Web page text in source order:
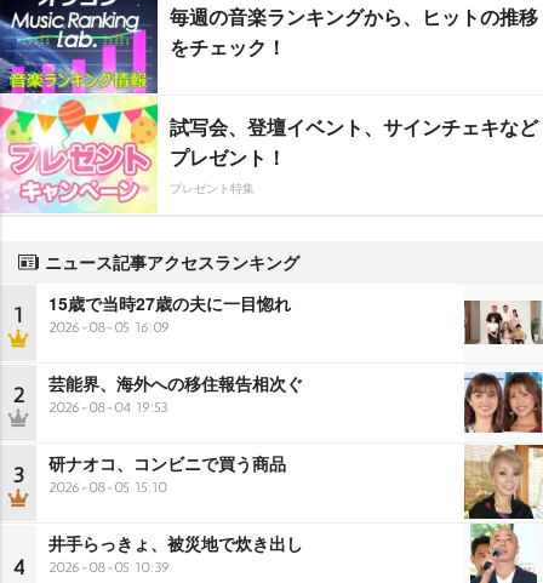
毎週の音楽ランキングから、ヒットの推移
をチェック！
試写会、登壇イベント、サインチェキなど
プレゼント！
プレゼント特集
ニュース記事アクセスランキング
1 15歳で当時27歳の夫に一目惚れ
2026-08-05 16:09
2 芸能界、海外への移住報告相次ぐ
2026-08-04 19:53
3 研ナオコ、コンビニで買う商品
2026-08-05 15:10
4
井手らっきょ、被災地で炊き出し
2026-08-05 10:39